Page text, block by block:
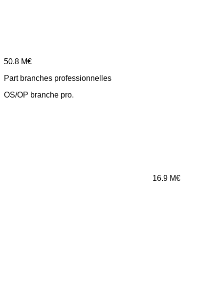
50.8 M€
Part branches professionnelles
OS/OP branche pro.
16.9 M€